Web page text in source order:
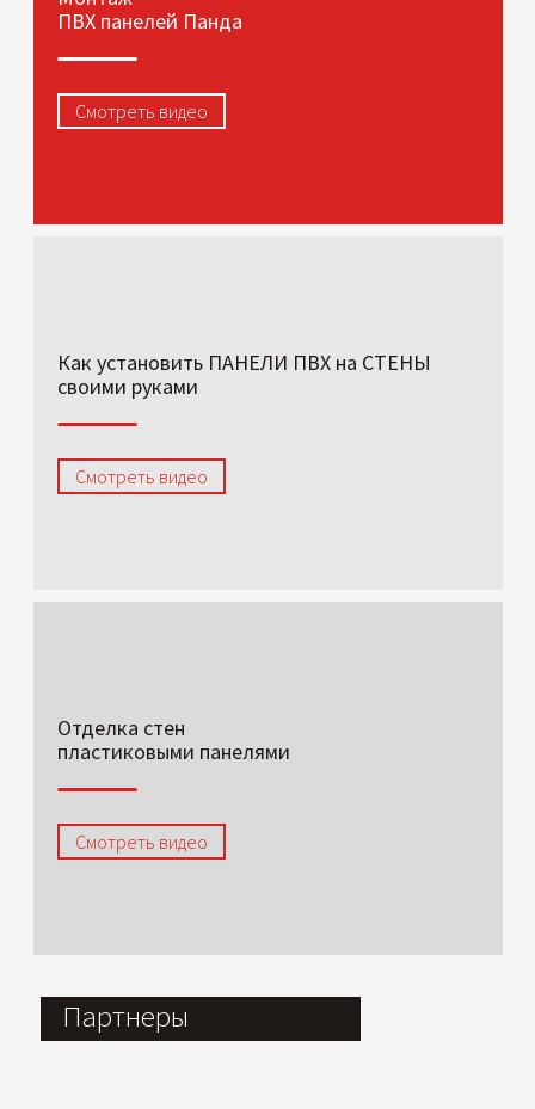
ПВХ панелей Панда
Смотреть видео
Как установить ПАНЕЛИ ПВХ на СТЕНЫ
своими руками
Смотреть видео
Отделка стен
пластиковыми панелями
Смотреть видео
Партнеры